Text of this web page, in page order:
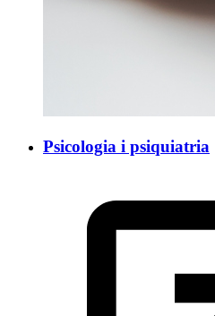
Psicologia i psiquiatria